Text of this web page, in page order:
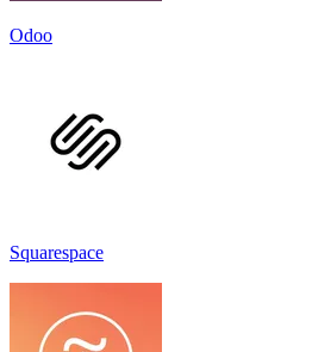
Odoo
Squarespace